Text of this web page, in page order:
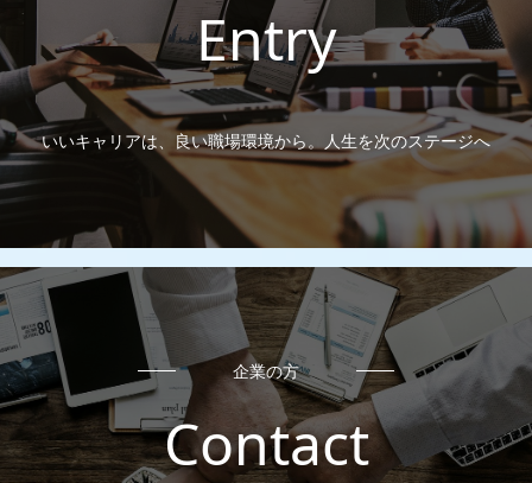
Entry
いいキャリアは、良い職場環境から。人生を次のステージへ
企業の方
Contact